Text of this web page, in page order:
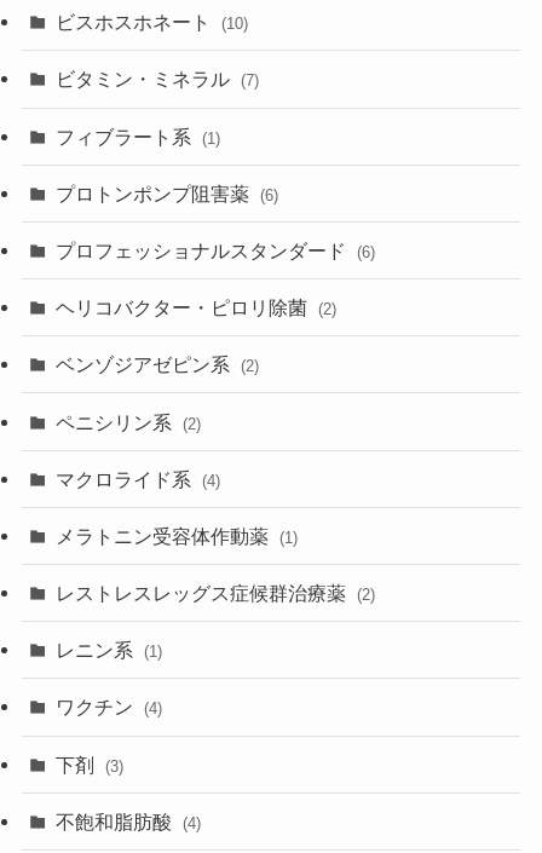
ビスホスホネート (10)
ビタミン・ミネラル (7)
フィブラート系 (1)
プロトンポンプ阻害薬 (6)
プロフェッショナルスタンダード (6)
ヘリコバクター・ピロリ除菌 (2)
ベンゾジアゼピン系 (2)
ペニシリン系 (2)
マクロライド系 (4)
メラトニン受容体作動薬 (1)
レストレスレッグス症候群治療薬 (2)
レニン系 (1)
ワクチン (4)
下剤 (3)
不飽和脂肪酸 (4)